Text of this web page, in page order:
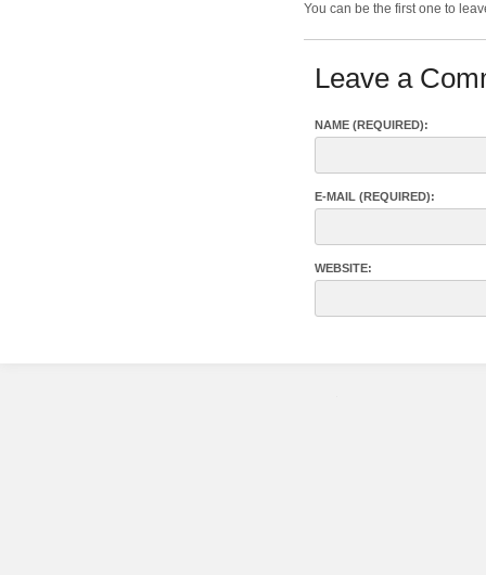
You can be the first one to
Leave a
NAME (REQUIRED):
E-MAIL (REQUIRED):
WEBSITE: